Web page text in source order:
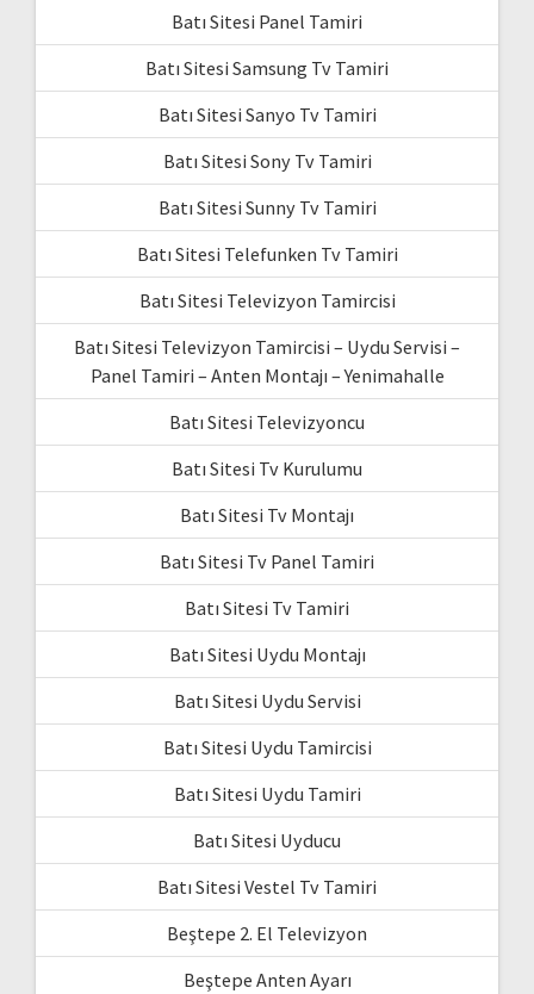
Batı Sitesi Panel Tamiri
Batı Sitesi Samsung Tv Tamiri
Batı Sitesi Sanyo Tv Tamiri
Batı Sitesi Sony Tv Tamiri
Batı Sitesi Sunny Tv Tamiri
Batı Sitesi Telefunken Tv Tamiri
Batı Sitesi Televizyon Tamircisi
Batı Sitesi Televizyon Tamircisi – Uydu Servisi –
Panel Tamiri – Anten Montajı – Yenimahalle
Batı Sitesi Televizyoncu
Batı Sitesi Tv Kurulumu
Batı Sitesi Tv Montajı
Batı Sitesi Tv Panel Tamiri
Batı Sitesi Tv Tamiri
Batı Sitesi Uydu Montajı
Batı Sitesi Uydu Servisi
Batı Sitesi Uydu Tamircisi
Batı Sitesi Uydu Tamiri
Batı Sitesi Uyducu
Batı Sitesi Vestel Tv Tamiri
Beştepe 2. El Televizyon
Beştepe Anten Ayarı